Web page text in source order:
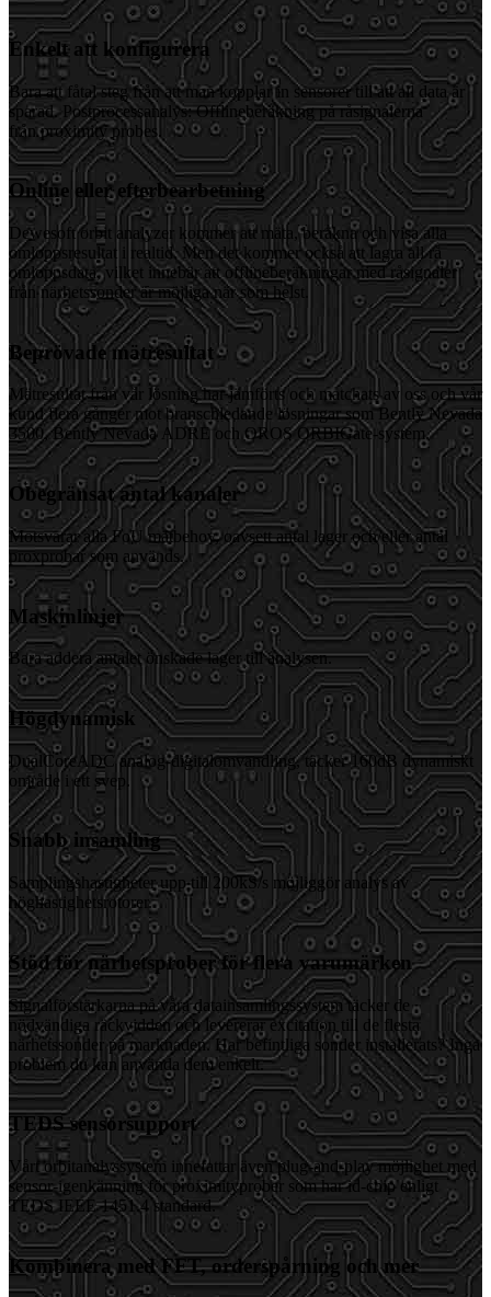
Enkelt att konfigurera
Bara att fåtal steg från att man kopplar in sensorer till att all data är
sparad. Postprocessanalys: Offlineberäkning på råsignalerna
från proximity probes.
Online eller efterbearbetning
Dewesoft orbit analyzer kommer att mäta, beräkna och visa alla
omloppsresultat i realtid. Men det kommer också att lagra all rå
omloppsdata, vilket innebär att offlineberäkningar med råsignaler
från närhetssonder är möjliga när som helst.
Beprövade mätresultat
Mätresultat från vår lösning har jämförts och matchats av oss och vår
kund flera gånger mot branschledande lösningar som Bently Nevada
3500, Bently Nevada ADRE och OROS ORBIGate-system.
Obegränsat antal kanaler
Motsvarar alla FoU mätbehov, oavsett antal lager och/eller antal
proxprobar som används.
Maskinlinjer
Bara addera antalet önskade lager till analysen.
Högdynamisk
DualCoreADC analog-digitalomvandling, täcker 160dB dynamiskt
område i ett svep.
Snabb insamling
Samplingshastigheter upp till 200kS/s möjliggör analys av
höghastighetsrotorer.
Stöd för närhetsprober för flera varumärken
Signalförstärkarna på våra datainsamlingssystem täcker de
nödvändiga räckvidden och levererar excitation till de flesta
närhetssonder på marknaden. Har befintliga sonder installerats? Inga
problem du kan använda dem enkelt.
TEDS sensorsupport
Vårt orbitanalyssystem innefattar även plug-and-play möjlighet med
sensor-igenkänning för proximityprober som har id-chip enligt
TEDS IEEE 1451.4 standard.
Kombinera med FFT, orderspårning och mer